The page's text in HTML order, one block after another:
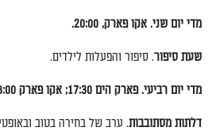
מדי יום שני.אקו פארק, 20:00.
שעת סיפור. סיפור והפעלות לילדים.
מדי יום רביעי.פארק הים17:30; אקו פארק
דלתות מסתובבות. ערב של בחירה בטוב